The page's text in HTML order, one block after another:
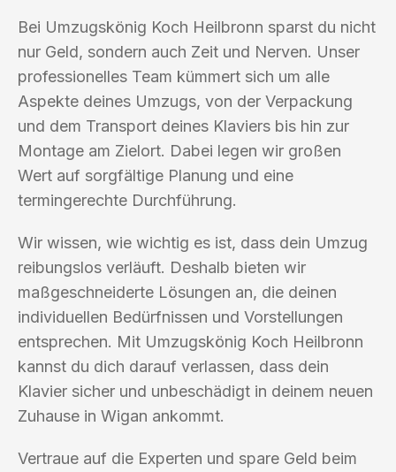
Bei Umzugskönig Koch Heilbronn sparst du nicht
nur Geld, sondern auch Zeit und Nerven. Unser
professionelles Team kümmert sich um alle
Aspekte deines Umzugs, von der Verpackung
und dem Transport deines Klaviers bis hin zur
Montage am Zielort. Dabei legen wir großen
Wert auf sorgfältige Planung und eine
termingerechte Durchführung.
Wir wissen, wie wichtig es ist, dass dein Umzug
reibungslos verläuft. Deshalb bieten wir
maßgeschneiderte Lösungen an, die deinen
individuellen Bedürfnissen und Vorstellungen
entsprechen. Mit Umzugskönig Koch Heilbronn
kannst du dich darauf verlassen, dass dein
Klavier sicher und unbeschädigt in deinem neuen
Zuhause in Wigan ankommt.
Vertraue auf die Experten und spare Geld beim